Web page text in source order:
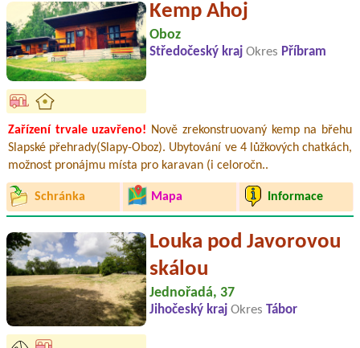
Kemp Ahoj
Oboz
Středočeský kraj Okres Příbram
Zařízení trvale uzavřeno! Nově zrekonstruovaný kemp na břehu
Slapské přehrady(Slapy-Oboz). Ubytování ve 4 lůžkových chatkách,
možnost pronájmu místa pro karavan (i celoročn..
Schránka Mapa Informace
Louka pod Javorovou
skálou
Jednořadá, 37
Jihočeský kraj Okres Tábor